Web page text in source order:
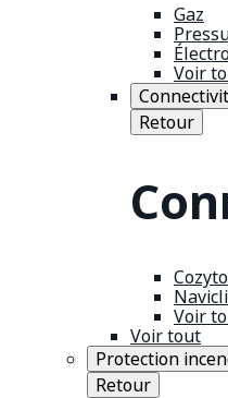
Gaz
Voir
Retour
Voir
Voir tout
Protection
Retour